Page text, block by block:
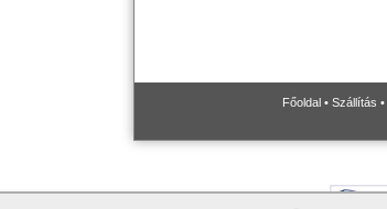
Főoldal • Szállítás •